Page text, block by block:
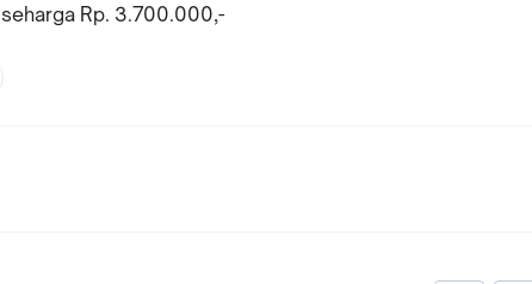
seharga Rp. 3.700.000,-